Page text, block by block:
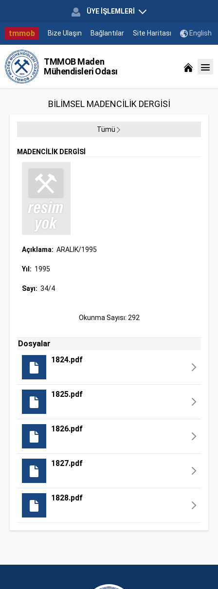
ÜYE İŞLEMLERİ
tmmob Bize Ulaşın Bağlantılar Site Haritası English
TMMOB Maden
Mühendisleri Odası
BİLİMSEL MADENCİLİK DERGİSİ
Tümü
MADENCİLİK DERGİSİ
Açıklama: ARALIK/1995
Yıl: 1995
Sayı: 34/4
Okunma Sayısı: 292
Dosyalar
1824.pdf
1825.pdf
1826.pdf
1827.pdf
1828.pdf